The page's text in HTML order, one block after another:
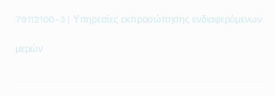
79112100-3 | Υπηρεσίες εκπροσώπησης ενδιαφερόμενων
μερών